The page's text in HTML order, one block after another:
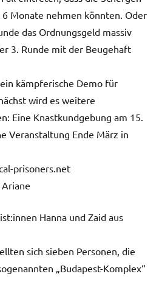
Monate nehmen könnten. Oder
das Ordnungsgeld massiv
3. Runde mit der Beugehaft
kämpferische Demo für
wird es weitere
Eine Knastkundgebung am 15.
Veranstaltung Ende März in
prisoners.net
Hanna und Zaid aus
sich sieben Personen, die
„Budapest-Komplex“